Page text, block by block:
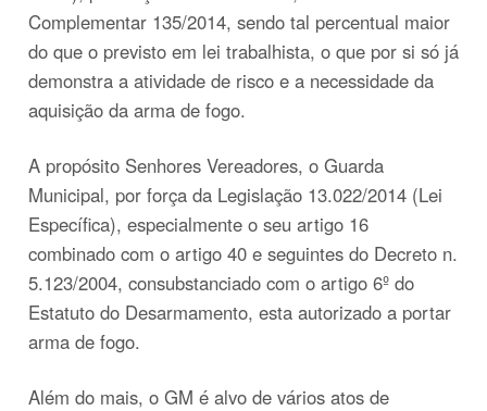
Complementar 135/2014, sendo tal percentual maior
do que o previsto em lei trabalhista, o que por si só já
demonstra a atividade de risco e a necessidade da
aquisição da arma de fogo.
A propósito Senhores Vereadores, o Guarda
Municipal, por força da Legislação 13.022/2014 (Lei
Específica), especialmente o seu artigo 16
combinado com o artigo 40 e seguintes do Decreto n.
5.123/2004, consubstanciado com o artigo 6º do
Estatuto do Desarmamento, esta autorizado a portar
arma de fogo.
Além do mais, o GM é alvo de vários atos de